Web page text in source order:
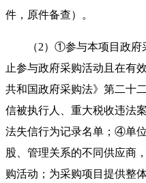
件，原件备查）。
（2）①参与本项目政
止参与政府采购活动且在有
共和国政府采购法》第二十
信被执行人、重大税收违法
法失信行为记录名单；④单
股、管理关系的不同供应商
购活动；为采购项目提供整